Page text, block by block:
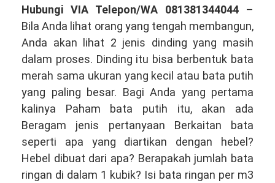
Ringan
Hebel
di
Senen
Jakarta
Pusat,
Produk
Berkualitas
Hubungi
VIA
Telepon/WA
Hubungi VIA Telepon/WA 081381344044 –
Bila Anda lihat orang yang tengah membangun,
Anda akan lihat 2 jenis dinding yang masih
dalam proses. Dinding itu bisa berbentuk bata
merah sama ukuran yang kecil atau bata putih
yang paling besar. Bagi Anda yang pertama
kalinya Paham bata putih itu, akan ada
Beragam jenis pertanyaan Berkaitan bata
seperti apa yang diartikan dengan hebel?
Hebel dibuat dari apa? Berapakah jumlah bata
ringan di dalam 1 kubik? Isi bata ringan per m3